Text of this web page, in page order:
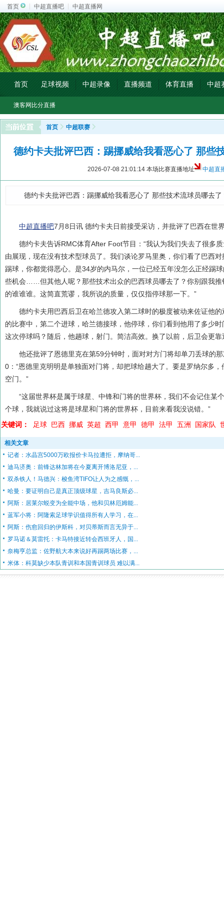
首页 中超直播吧 中超直播网
首页 足球视频 中超录像 直播频道 体育直播 中超
澳客网比分直播
首页 中超联赛
德约卡夫批评巴西：踢挪威给我看恶心了 那些
2026-07-08 21:01:14 本场比赛直播地址 中超直
德约卡夫批评巴西：踢挪威给我看恶心了 那些技术流球员哪去了
中超直播吧7月8日讯 德约卡夫日前接受采访，并批评了巴西在世
德约卡夫告诉RMC体育After Foot节目：“我认为我们失去了很多
由展现，现在没有技术型球员了。我们谈论罗马里奥，你们看了巴西
踢球，你都觉得恶心。是34岁的内马尔，一位已经五年没怎么正经踢
些机会……但其他人呢？那些技术出众的巴西球员哪去了？你别跟我推
的谁谁谁。这简直荒谬，我所说的质量，仅仅指停球那一下。”
德约卡夫用巴西后卫在哈兰德攻入第二球时的极度被动来佐证他
的比赛中，第二个进球，哈兰德接球，他停球，你们看到他用了多少
这次停球吗？随后，他趟球，射门。简洁高效。换了以前，后卫会更靠
他还批评了恩德里克在第59分钟时，面对对方门将却单刀丢球的
0：“恩德里克明明是单独面对门将，却把球给趟大了。要是罗纳尔多
空门。”
“这届世界杯是属于球星、中锋和门将的世界杯，我们不会记住某
个球，我就说过这将是球星和门将的世界杯，目前来看我没说错。”
关键词：
足球 巴西 挪威 英超 西甲 意甲 德甲 法甲 五洲 国家队
相关文章
记者：水晶宫5000万欧报价卡马拉遭拒，摩纳哥...
迪马济奥：前锋达林加将在今夏离开博洛尼亚，...
双杀铁人！马德兴：梭鱼湾TIFO让人为之感慨，...
哈曼：要证明自己是真正顶级球星，吉马良斯必...
阿斯：居莱尔蜕变为全能中场，他和贝林厄姆能...
蓝军小将：阿隆索足球学识值得所有人学习，在...
阿斯：伤愈回归的伊斯科，对贝蒂斯而言无异于...
罗马诺＆莫雷托：卡马特接近转会西班牙人，国...
奈梅亨总监：佐野航大本来说好再踢两场比赛，...
米体：科莫缺少本队青训和本国青训球员 难以满...